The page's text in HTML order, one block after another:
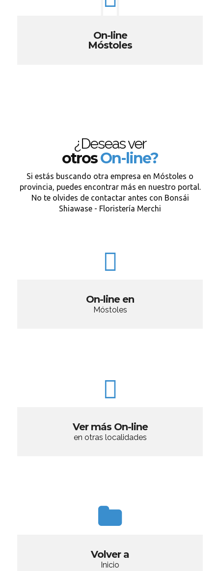
On-line
Móstoles
¿Deseas ver
otrosOn-line?
Si estás buscando otra empresa en Móstoles o
provincia, puedes encontrar más en nuestro portal.
No te olvides de contactar antes con Bonsái
Shiawase - Floristería Merchi
On-line en
Móstoles
Ver más On-line
en otras localidades
Volver a
Inicio